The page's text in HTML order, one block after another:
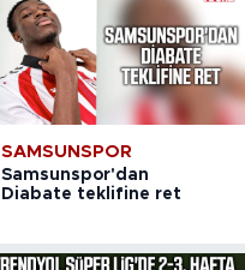
SAMSUNSPOR
Samsunspor'dan
Diabate teklifine ret